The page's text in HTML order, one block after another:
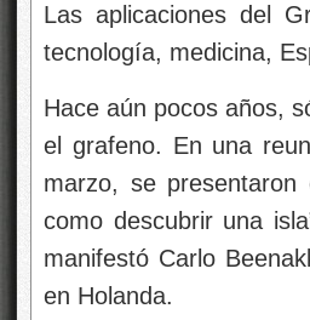
Las aplicaciones del
tecnología, medicina,
Hace aún pocos años,
el grafeno. En una
marzo, se
como descubrir una
manifestó Carlo
en Holanda.